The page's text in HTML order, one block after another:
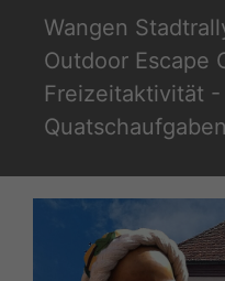
springen
Wangen
Outdoor Escape
Freizeitaktivität
Quatschaufgaben